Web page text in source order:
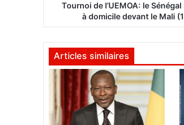
U
M
A
Tournoi de l’UEMOA: le Sénégal
à domicile devant le Mali
Articles similaires